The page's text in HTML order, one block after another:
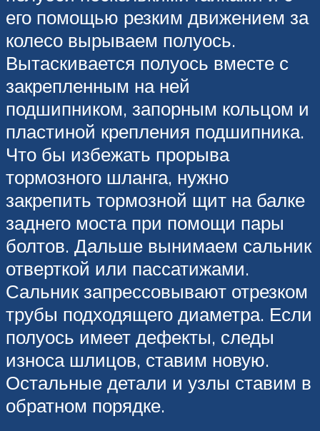
его помощью резким движением за
колесо вырываем полуось.
Вытаскивается полуось вместе с
закрепленным на ней
подшипником, запорным кольцом и
пластиной крепления подшипника.
Что бы избежать прорыва
тормозного шланга, нужно
закрепить тормозной щит на балке
заднего моста при помощи пары
болтов. Дальше вынимаем сальник
отверткой или пассатижами.
Сальник запрессовывают отрезком
трубы подходящего диаметра. Если
полуось имеет дефекты, следы
износа шлицов, ставим новую.
Остальные детали и узлы ставим в
обратном порядке.